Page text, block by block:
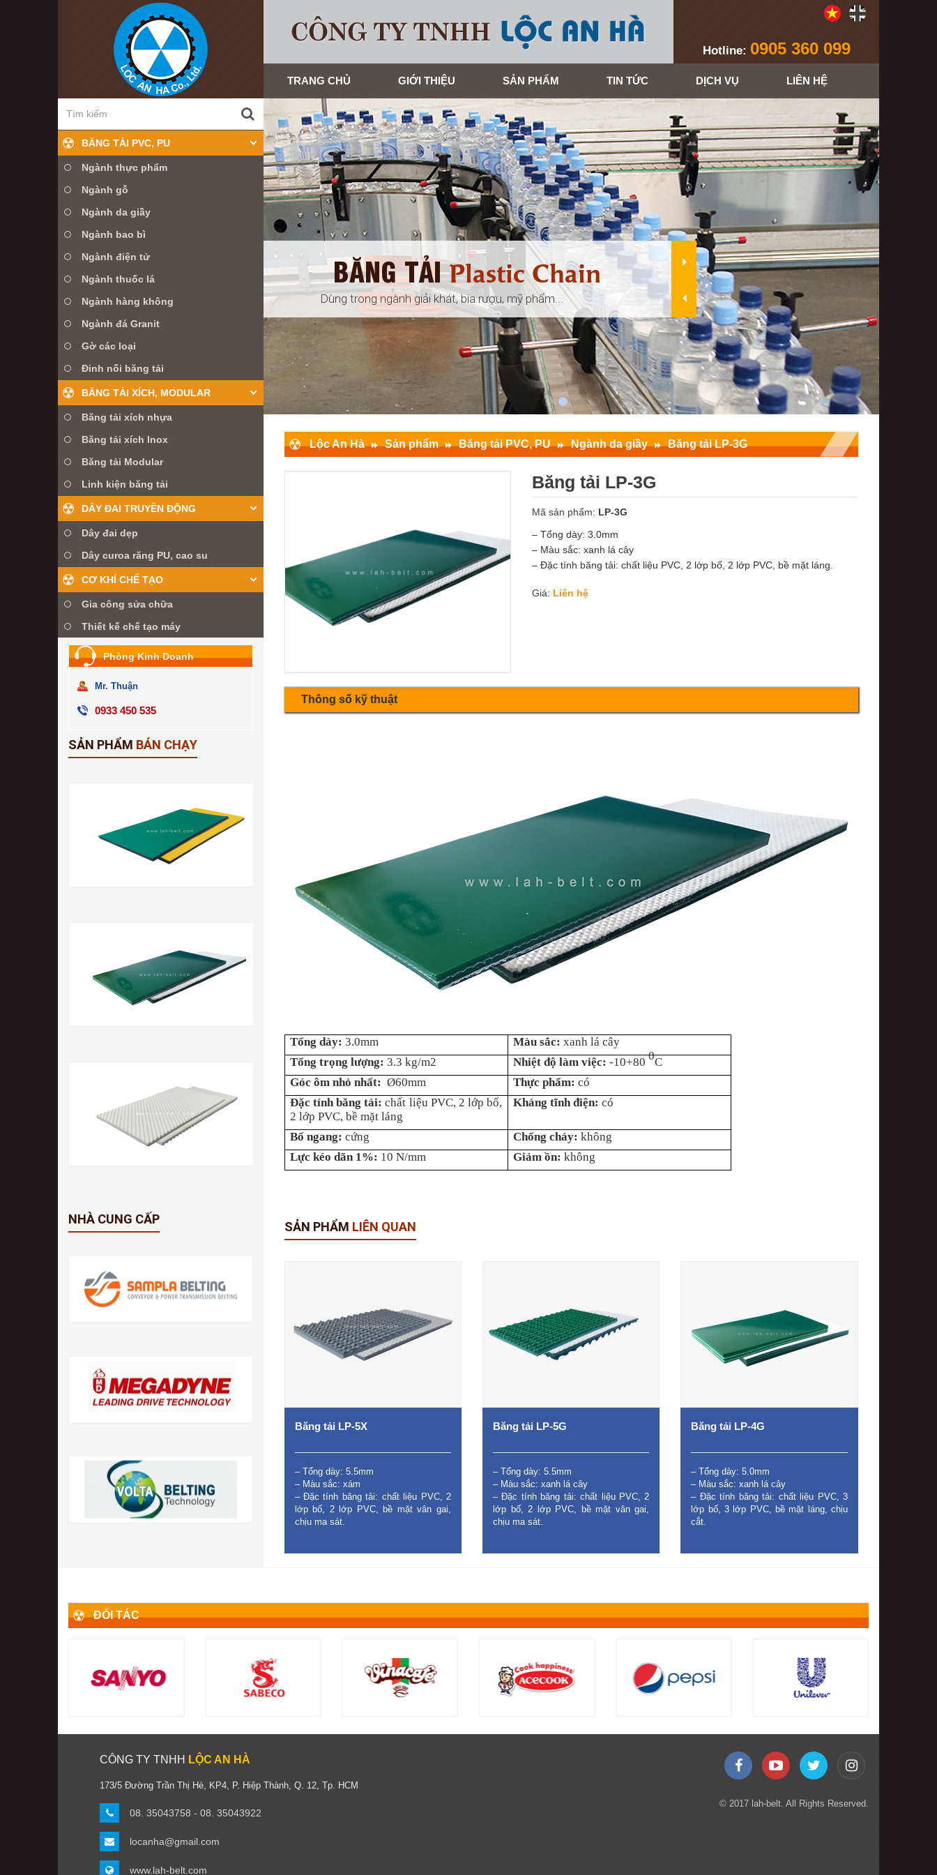
Hotline: 0905 360 099
TRANG CHỦ GIỚI THIỆU SẢN PHẨM TIN TỨC DỊCH VỤ LIÊN HỆ
BĂNG TẢI PVC, PU
Ngành thực phẩm
Ngành gỗ
Ngành da giầy
Ngành bao bì
Ngành điện tử
Ngành thuốc lá
Ngành hàng không
Ngành đá Granit
Gờ các loại
Đinh nối băng tải
BĂNG TẢI XÍCH, MODULAR
Băng tải xích nhựa
Băng tải xích Inox
Băng tải Modular
Linh kiện băng tải
DÂY ĐAI TRUYỀN ĐỘNG
Dây đai dẹp
Dây curoa răng PU, cao su
CƠ KHÍ CHẾ TẠO
Gia công sửa chữa
Thiết kế chế tạo máy
Phòng Kinh Doanh
Mr. Thuận
0933 450 535
SẢN PHẨM BÁN CHẠY
NHÀ CUNG CẤP
BĂNG TẢIPlastic Chain
Dùng trong ngành giải khát, bia rượu, mỹ phẩm...
Lộc An Hà Sản phẩm Băng tải PVC, PU Ngành da giầy Băng tải LP-3G
Băng tải LP-3G
Mã sản phẩm: LP-3G
– Tổng dày: 3.0mm
– Màu sắc: xanh lá cây
– Đặc tính băng tải: chất liệu PVC, 2 lớp bố, 2 lớp PVC, bề mặt láng.
Giá: Liên hệ
Thông số kỹ thuật
Tổng dày: 3.0mm Màu sắc: xanh lá cây
Tổng trọng lượng: 3.3 kg/m2 Nhiệt độ làm việc: -10+80 0C
Góc ôm nhỏ nhất: Ø60mm Thực phẩm: có
Đặc tính băng tải: chất liệu PVC, 2 lớp bố,
2 lớp PVC, bề mặt láng
Kháng tĩnh điện: có
Bố ngang: cứng Chống cháy: không
Lực kéo dãn 1%: 10 N/mm Giảm ồn: không
SẢN PHẨM LIÊN QUAN
Băng tải LP-5X
– Tổng dày: 5.5mm
– Màu sắc: xám
– Đặc tính băng tải: chất liệu PVC, 2
lớp bố, 2 lớp PVC, bề mặt vân gai,
chịu ma sát.
Băng tải LP-5G
– Tổng dày: 5.5mm
– Màu sắc: xanh lá cây
– Đặc tính băng tải: chất liệu PVC, 2
lớp bố, 2 lớp PVC, bề mặt vân gai,
chịu ma sát.
Băng tải LP-4G
– Tổng dày: 5.0mm
– Màu sắc: xanh lá cây
– Đặc tính băng tải: chất liệu PVC, 3
lớp bố, 3 lớp PVC, bề mặt láng, chịu
cắt.
ĐỐI TÁC
CÔNG TY TNHH LỘC AN HÀ
173/5 Đường Trần Thị Hè, KP4, P. Hiệp Thành, Q. 12, Tp. HCM
08. 35043758 - 08. 35043922
locanha@gmail.com
www.lah-belt.com
© 2017 lah-belt. All Rights Reserved.